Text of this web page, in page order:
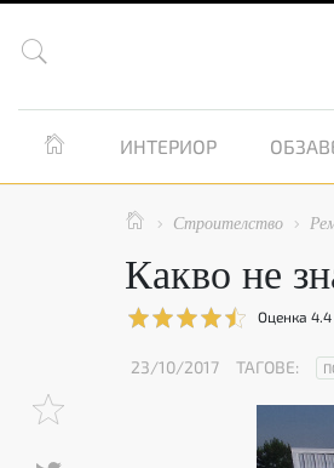

 ИНТЕРИОР
  Строителство 
Какво не
Оценка 4.4
23/10/2017 ТАГОВЕ: